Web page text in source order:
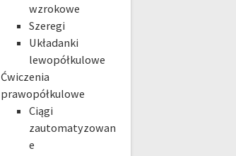
wzrokowe
Szeregi
Układanki
lewopółkulowe
Ćwiczenia
prawopółkulowe
Ciągi
zautomatyzowan
e